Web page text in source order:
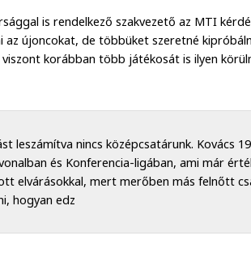
is rendelkező szakvezető az MTI
az újoncokat, de többüket szeretné
korábban több játékosát is ilyen
leszámítva nincs középcsatárunk. Kovács
és Konferencia-ligában, ami már
elvárásokkal, mert merőben más felnőtt
hogyan edz